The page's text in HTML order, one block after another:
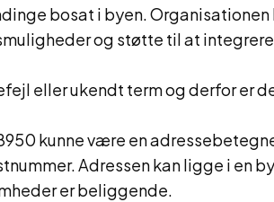
bosat i byen. Organisationen
og støtte til at
eller ukendt term og derfor er
kunne være en
Adressen kan ligge i en
er beliggende.